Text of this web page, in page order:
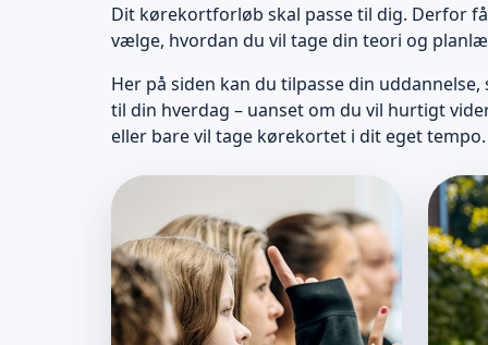
Dit kørekortforløb skal passe til dig. Derfor
vælge, hvordan du vil tage din teori og
Her på siden kan du tilpasse din
til din hverdag – uanset om du vil hurtigt
eller bare vil tage kørekortet i dit eget tempo.